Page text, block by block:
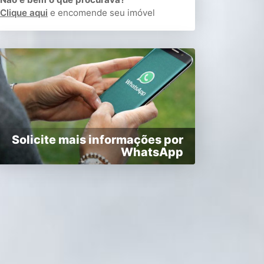
Clique aqui e encomende seu imóvel
Solicite mais informações por
WhatsApp